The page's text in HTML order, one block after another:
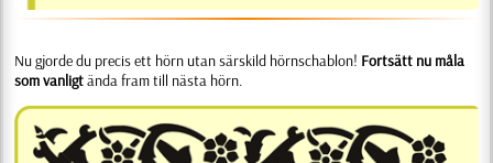
Nu gjorde du precis ett hörn utan särskild hörnschablon! Fortsätt nu måla
som vanligtända fram till nästa hörn.